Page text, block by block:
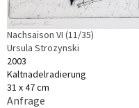
Nachsaison VI (11/35)
Ursula Strozynski
2003
Kaltnadelradierung
31 x 47 cm
Anfrage